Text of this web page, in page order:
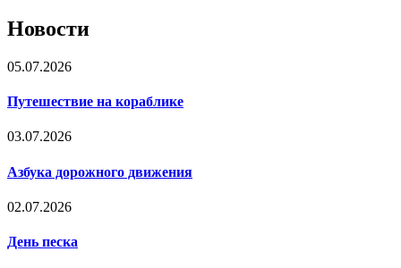
Новости
05.07.2026
Путешествие на кораблике
03.07.2026
Азбука дорожного движения
02.07.2026
День песка